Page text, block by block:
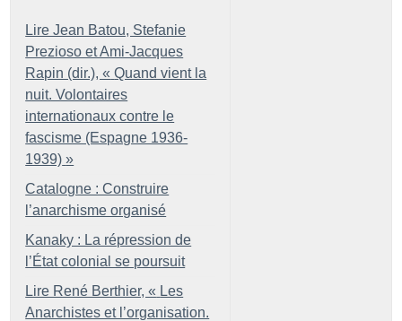
Lire Jean Batou, Stefanie
Prezioso et Ami-Jacques
Rapin (dir.), « Quand vient la
nuit. Volontaires
internationaux contre le
fascisme (Espagne 1936-
1939) »
Catalogne : Construire
l’anarchisme organisé
Kanaky : La répression de
l’État colonial se poursuit
Lire René Berthier, « Les
Anarchistes et l’organisation.